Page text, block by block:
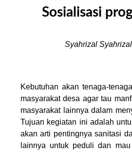
Sosialisasi
Syahrizal
Kebutuhan akan tenaga-
masyarakat desa agar tau
masyarakat lainnya dalam
Tujuan kegiatan ini adalah
akan arti pentingnya sanitasi
lainnya untuk peduli dan